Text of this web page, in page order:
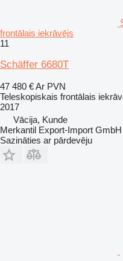
frontālais iekrāvējs
11
Schäffer 6680T
47 480 €Ar PVN
Teleskopiskais frontālais
2017
Vācija, Kunde
Merkantil Export-Import GmbH
Sazināties ar pārdevēju